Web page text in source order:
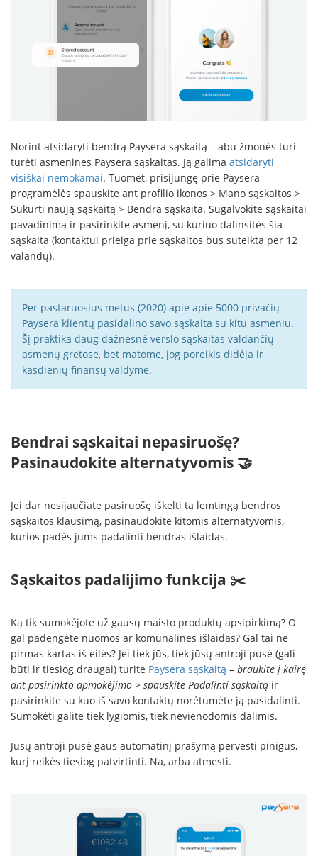
Norint atsidaryti bendrą Paysera sąskaitą – abu žmonės turi
turėti asmenines Paysera sąskaitas. Ją galima atsidaryti
visiškai nemokamai. Tuomet, prisijungę prie Paysera
programėlės spauskite ant profilio ikonos > Mano sąskaitos >
Sukurti naują sąskaitą > Bendra sąskaita. Sugalvokite sąskaitai
pavadinimą ir pasirinkite asmenį, su kuriuo dalinsitės šia
sąskaita (kontaktui prieiga prie sąskaitos bus suteikta per 12
valandų).
Per pastaruosius metus (2020) apie apie 5000 privačių
Paysera klientų pasidalino savo sąskaita su kitu asmeniu.
Šį praktika daug dažnesnė verslo sąskaitas valdančių
asmenų gretose, bet matome, jog poreikis didėja ir
kasdienių finansų valdyme.
Bendrai sąskaitai nepasiruošę?
Pasinaudokite alternatyvomis 🤝
Jei dar nesijaučiate pasiruošę iškelti tą lemtingą bendros
sąskaitos klausimą, pasinaudokite kitomis alternatyvomis,
kurios padės jums padalinti bendras išlaidas.
Sąskaitos padalijimo funkcija ✂️
Ką tik sumokėjote už gausų maisto produktų apsipirkimą? O
gal padengėte nuomos ar komunalines išlaidas? Gal tai ne
pirmas kartas iš eilės? Jei tiek jūs, tiek jūsų antroji pusė (gali
būti ir tiesiog draugai) turite Paysera sąskaitą – braukite į kairę
ant pasirinkto apmokėjimo > spauskite Padalinti sąskaitą ir
pasirinkite su kuo iš savo kontaktų norėtumėte ją pasidalinti.
Sumokėti galite tiek lygiomis, tiek nevienodomis dalimis.
Jūsų antroji pusė gaus automatinį prašymą pervesti pinigus,
kurį reikės tiesiog patvirtinti. Na, arba atmesti.